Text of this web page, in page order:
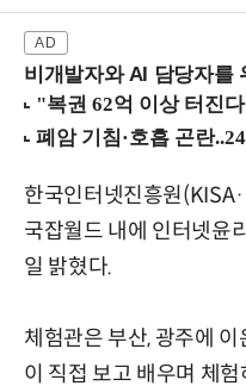
비개발자와 AI 담당자를 위한 하네스
한국인터넷진흥원
국잡월드 내에 인터넷윤
일 밝혔다.
체험관은 부산, 광주에
이 직접 보고 배우며 체